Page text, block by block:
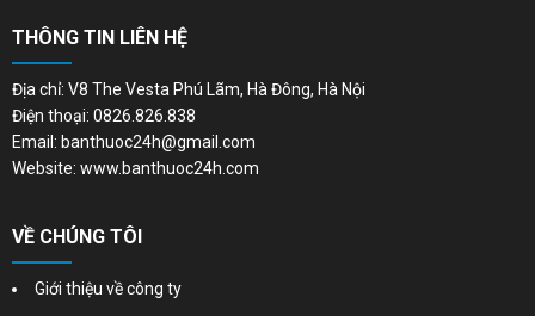
THÔNG TIN LIÊN HỆ
Địa chỉ: V8 The Vesta Phú Lãm, Hà Đông, Hà Nội
Điện thoại: 0826.826.838
Email: banthuoc24h@gmail.com
Website: www.banthuoc24h.com
VỀ CHÚNG TÔI
Giới thiệu về công ty